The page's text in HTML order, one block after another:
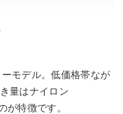
モデル。低価格帯なが
量はナイロン
が特徴です。